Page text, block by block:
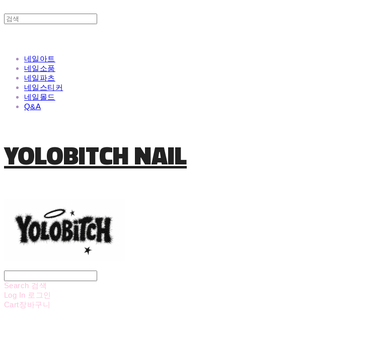
네일아트
네일소품
네일파츠
네일스티커
네일몰드
Q&A
YOLOBITCH NAIL
Search 검색
Log In 로그인
Cart장바구니